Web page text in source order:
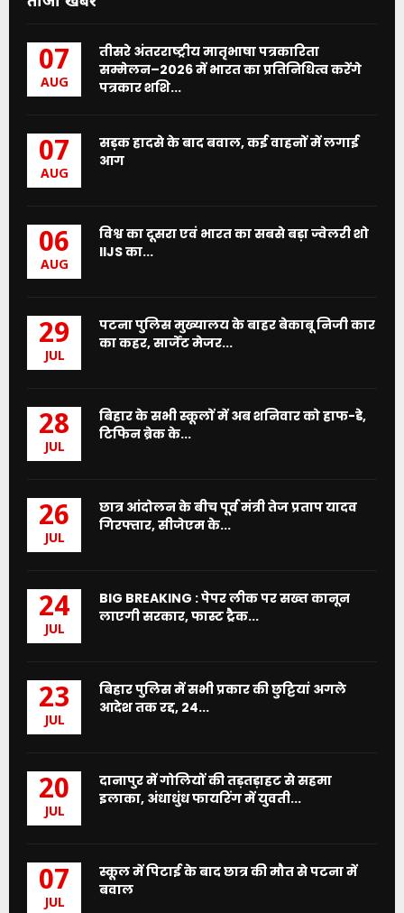
07
AUG
तीसरे अंतरराष्ट्रीय मातृभाषा पत्रकारिता
सम्मेलन–2026 में भारत का प्रतिनिधित्व करेंगे
पत्रकार शशि...
07
AUG
सड़क हादसे के बाद बवाल, कई वाहनों में लगाई
आग
06
AUG
विश्व का दूसरा एवं भारत का सबसे बड़ा ज्वेलरी शो
IIJS का...
29
JUL
पटना पुलिस मुख्यालय के बाहर बेकाबू निजी कार
का कहर, सार्जेंट मेजर...
28
JUL
बिहार के सभी स्कूलों में अब शनिवार को हाफ-डे,
टिफिन ब्रेक के...
26
JUL
छात्र आंदोलन के बीच पूर्व मंत्री तेज प्रताप यादव
गिरफ्तार, सीजेएम के...
24
JUL
BIG BREAKING : पेपर लीक पर सख्त कानून
लाएगी सरकार, फास्ट ट्रैक...
23
JUL
बिहार पुलिस में सभी प्रकार की छुट्टियां अगले
आदेश तक रद्द, 24...
20
JUL
दानापुर में गोलियों की तड़तड़ाहट से सहमा
इलाका, अंधाधुंध फायरिंग में युवती...
07
JUL
स्कूल में पिटाई के बाद छात्र की मौत से पटना में
बवाल